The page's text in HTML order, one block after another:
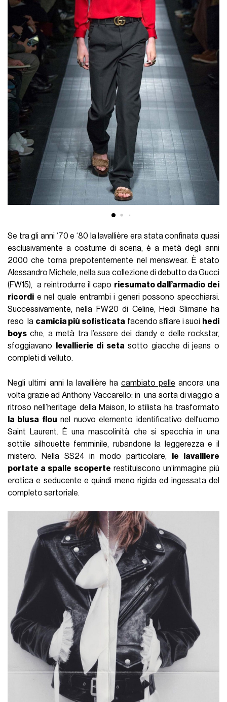
Se tra gli anni ‘70 e ‘80 la lavallière era stata confinata quasi
esclusivamente a costume di scena, è a metà degli anni
2000 che torna prepotentemente nel menswear. È stato
Alessandro Michele, nella sua collezione di debutto da Gucci
(FW15), a reintrodurre il capo riesumato dall’armadio dei
ricordi e nel quale entrambi i generi possono specchiarsi.
Successivamente, nella FW20 di Celine, Hedi Slimane ha
reso la camicia più sofisticata facendo sfilare i suoi hedi
boys che, a metà tra l’essere dei dandy e delle rockstar,
sfoggiavano
levallierie di seta sotto giacche di jeans o
completi di velluto.
Negli ultimi anni la lavallière ha cambiato pelle ancora una
volta grazie ad Anthony Vaccarello: in una sorta di viaggio a
ritroso nell’heritage della Maison, lo stilista ha trasformato
la blusa flou nel nuovo elemento identificativo dell'uomo
Saint Laurent. È una mascolinità che si specchia in una
sottile silhouette femminile, rubandone la leggerezza e il
mistero. Nella SS24 in modo particolare,
le lavalliere
portate a spalle scoperte restituiscono un‘immagine più
erotica e seducente e quindi meno rigida ed ingessata del
completo sartoriale.